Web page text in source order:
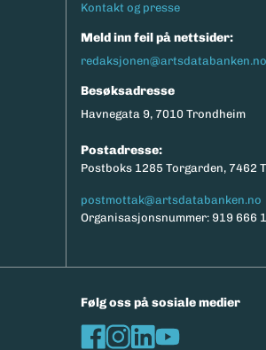
Kontakt og presse
Meld inn feil på nettsider:
redaksjonen@artsdatabanken.no
Besøksadresse
Havnegata 9, 7010 Trondheim
Postadresse:
Postboks 1285 Torgarden, 7462
postmottak@artsdatabanken.no
Organisasjonsnummer: 919 666
Følg oss på sosiale medier